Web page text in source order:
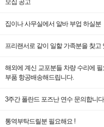
모집 공고
집이나 사무실에서 알바 부업 하실분
프리랜서로 같이 일할 가족분을 찾고
해외에 계신 교포분들 차량 수리에
부품 항공배송해드립니다.
3주간 폴란드 포즈난 연수 문의합니
통역부탁드릴분 필요해요 !